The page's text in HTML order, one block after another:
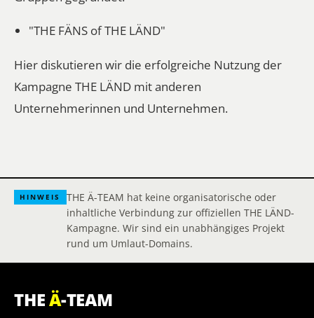
"THE FÄNS of THE LÄND"
Hier diskutieren wir die erfolgreiche Nutzung der
Kampagne THE LÄND mit anderen
Unternehmerinnen und Unternehmen.
HINWEIS
THE Ä-TEAM hat keine organisatorische oder
inhaltliche Verbindung zur offiziellen THE LÄND-
Kampagne. Wir sind ein unabhängiges Projekt
rund um Umlaut-Domains.
THEÄ-TEAM